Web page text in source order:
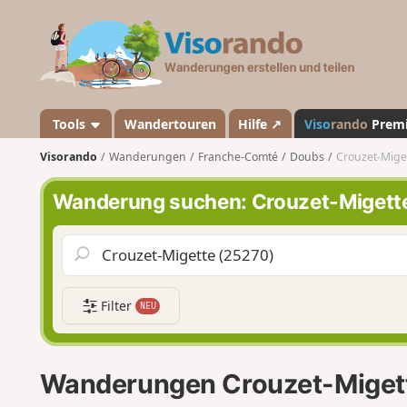
a
n
d
o
Tools Wandertouren Hilfe ↗ Visorando
Visorando Wanderungen Franche-Comté Doubs Crouzet-
Wanderung suchen: Crouzet-
Filter NEU
Wanderungen Crouzet-